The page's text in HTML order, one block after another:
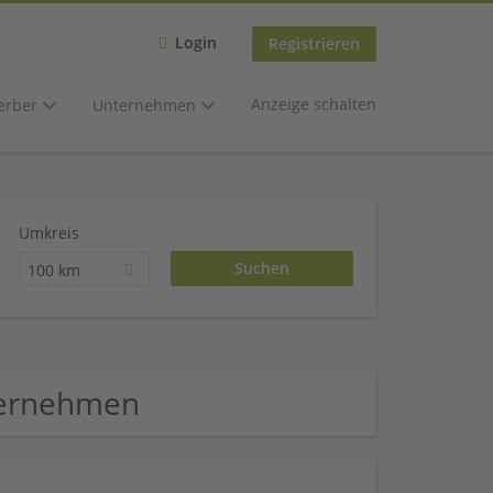
Login Registrieren
Unternehmen Anzeige schalten
Umkreis
100 km